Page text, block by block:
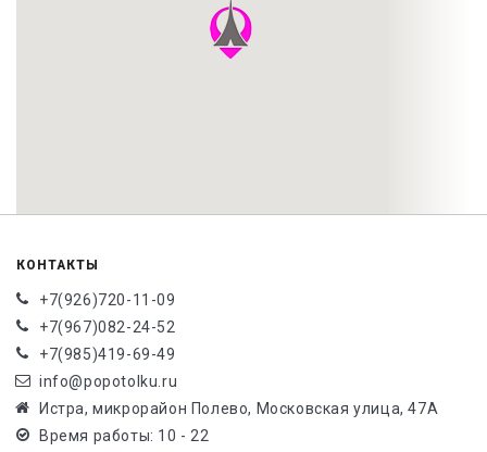
КОНТАКТЫ
+7(926)720-11-09
+7(967)082-24-52
+7(985)419-69-49
info@popotolku.ru
Истра, микрорайон Полево, Московская улица, 47А
Время работы: 10 - 22